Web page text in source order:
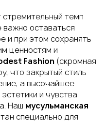
темп
оставаться
и при этом сохранять
ценностям и
Fashion (скромная
что закрытый стиль
а высочайшее
и чувства
Наш мусульманская
специально для